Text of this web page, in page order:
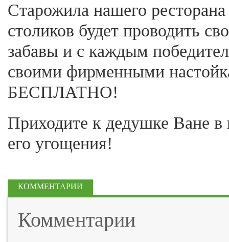
Старожила нашего
столиков будет проводить
забавы и с каждым
своими фирменными
БЕСПЛАТНО!
Приходите к дедушке Ване в
его угощения!
КОММЕНТАРИИ
Комментарии